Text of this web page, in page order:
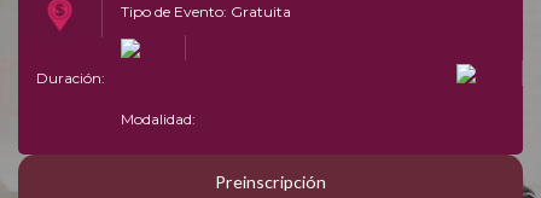
Tipo de Evento: Gratuita
Duración:
Modalidad:
Preinscripción